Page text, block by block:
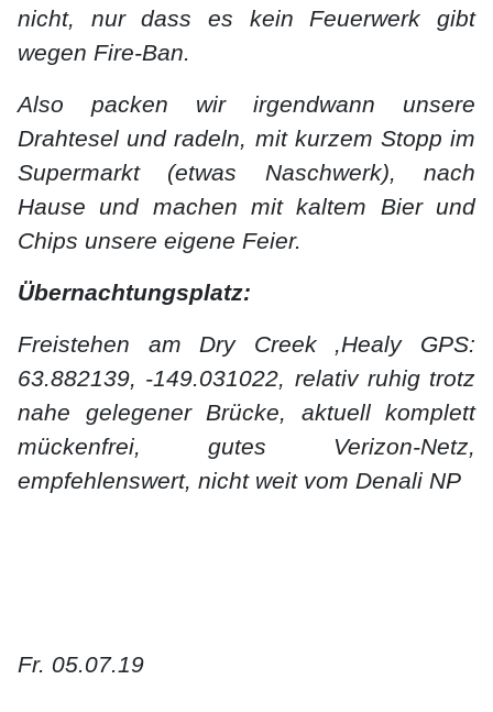
nicht, nur dass es kein Feuerwerk gibt
wegen Fire-Ban.
Also packen wir irgendwann unsere
Drahtesel und radeln, mit kurzem Stopp im
Supermarkt (etwas Naschwerk), nach
Hause und machen mit kaltem Bier und
Chips unsere eigene Feier.
Übernachtungsplatz:
Freistehen am Dry Creek ,Healy GPS:
63.882139, -149.031022, relativ ruhig trotz
nahe gelegener Brücke, aktuell komplett
mückenfrei, gutes Verizon-Netz,
empfehlenswert, nicht weit vom Denali NP
Fr. 05.07.19